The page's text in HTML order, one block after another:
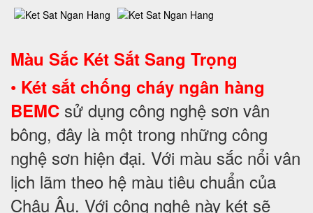
Màu Sắc Két Sắt Sang Trọng
• Két sắt chống cháy ngân hàng
BEMC sử dụng công nghệ sơn vân
bông, đây là một trong những công
nghệ sơn hiện đại. Với màu sắc nổi vân
lịch lãm theo hệ màu tiêu chuẩn của
Châu Âu. Với công nghệ này két sẽ